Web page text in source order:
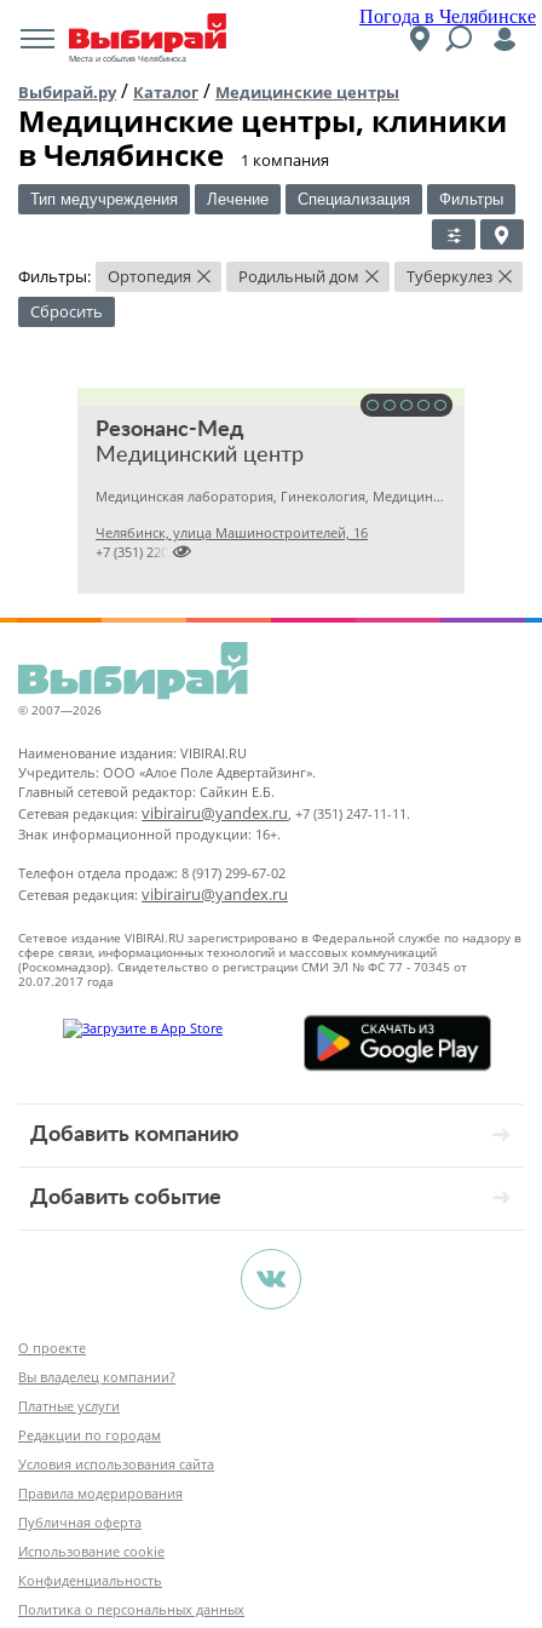
Погода в Челябинске
Места и события Челябинска
Выбирай.ру/ Каталог / Медицинские центры
Медицинские центры, клиники
в Челябинске
​1 компания
Тип медучреждения Лечение Специализация Фильтры
Фильтры: Ортопедия × Родильный дом × Туберкулез ×
Сбросить
Резонанс-Мед
Медицинский центр
Медицинская лаборатория, Гинекология, Медицинский центр
Челябинск, улица Машиностроителей, 16

+7 (351) 2201031
© 2007—2026
Наименование издания: VIBIRAI.RU
Учредитель: ООО «Алое Поле Адвертайзинг».
Главный сетевой редактор: Сайкин Е.Б.
Сетевая редакция: vibirairu@yandex.ru, +7 (351) 247-11-11.
Знак информационной продукции: 16+.
Телефон отдела продаж: 8 (917) 299-67-02
Сетевая редакция: vibirairu@yandex.ru
Сетевое издание VIBIRAI.RU зарегистрировано в Федеральной службе по надзору в
сфере связи, информационных технологий и массовых коммуникаций
(Роскомнадзор). Свидетельство о регистрации СМИ ЭЛ № ФС 77 - 70345 от
20.07.2017 года
Добавить компанию
Добавить событие
О проекте
Вы владелец компании?
Платные услуги
Редакции по городам
Условия использования сайта
Правила модерирования
Публичная оферта
Использование cookie
Конфиденциальность
Политика о персональных данных